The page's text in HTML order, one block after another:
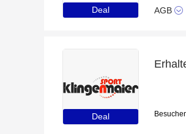
Deal AGB
Deal